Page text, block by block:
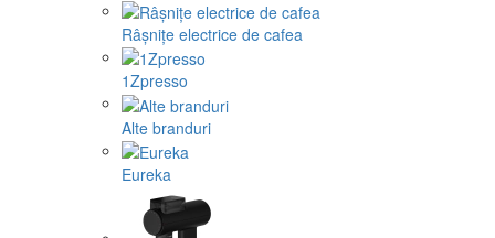
Râșnițe electrice de cafea
1Zpresso
Alte branduri
Eureka